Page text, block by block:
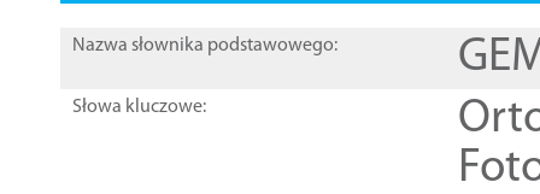
Nazwa słownika podstawowego:
Słowa kluczowe: